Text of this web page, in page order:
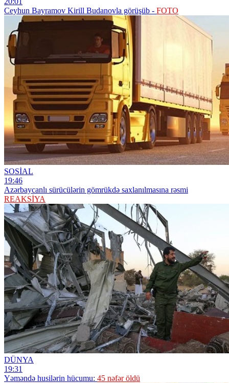
Ceyhun Bayramov Kirill Budanovla görüşüb - FOTO
SOSİAL
19:46
Azərbaycanlı sürücülərin gömrükdə saxlanılmasına rəsmi
REAKSİYA
DÜNYA
19:31
Yəməndə husilərin hücumu: 45 nəfər öldü